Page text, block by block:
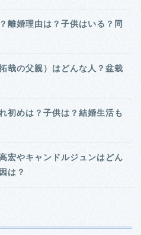
離婚理由は？子供はいる？同
哉の父親）はどんな人？盆栽
初めは？子供は？結婚生活も
宏やキャンドルジュンはどん
は？